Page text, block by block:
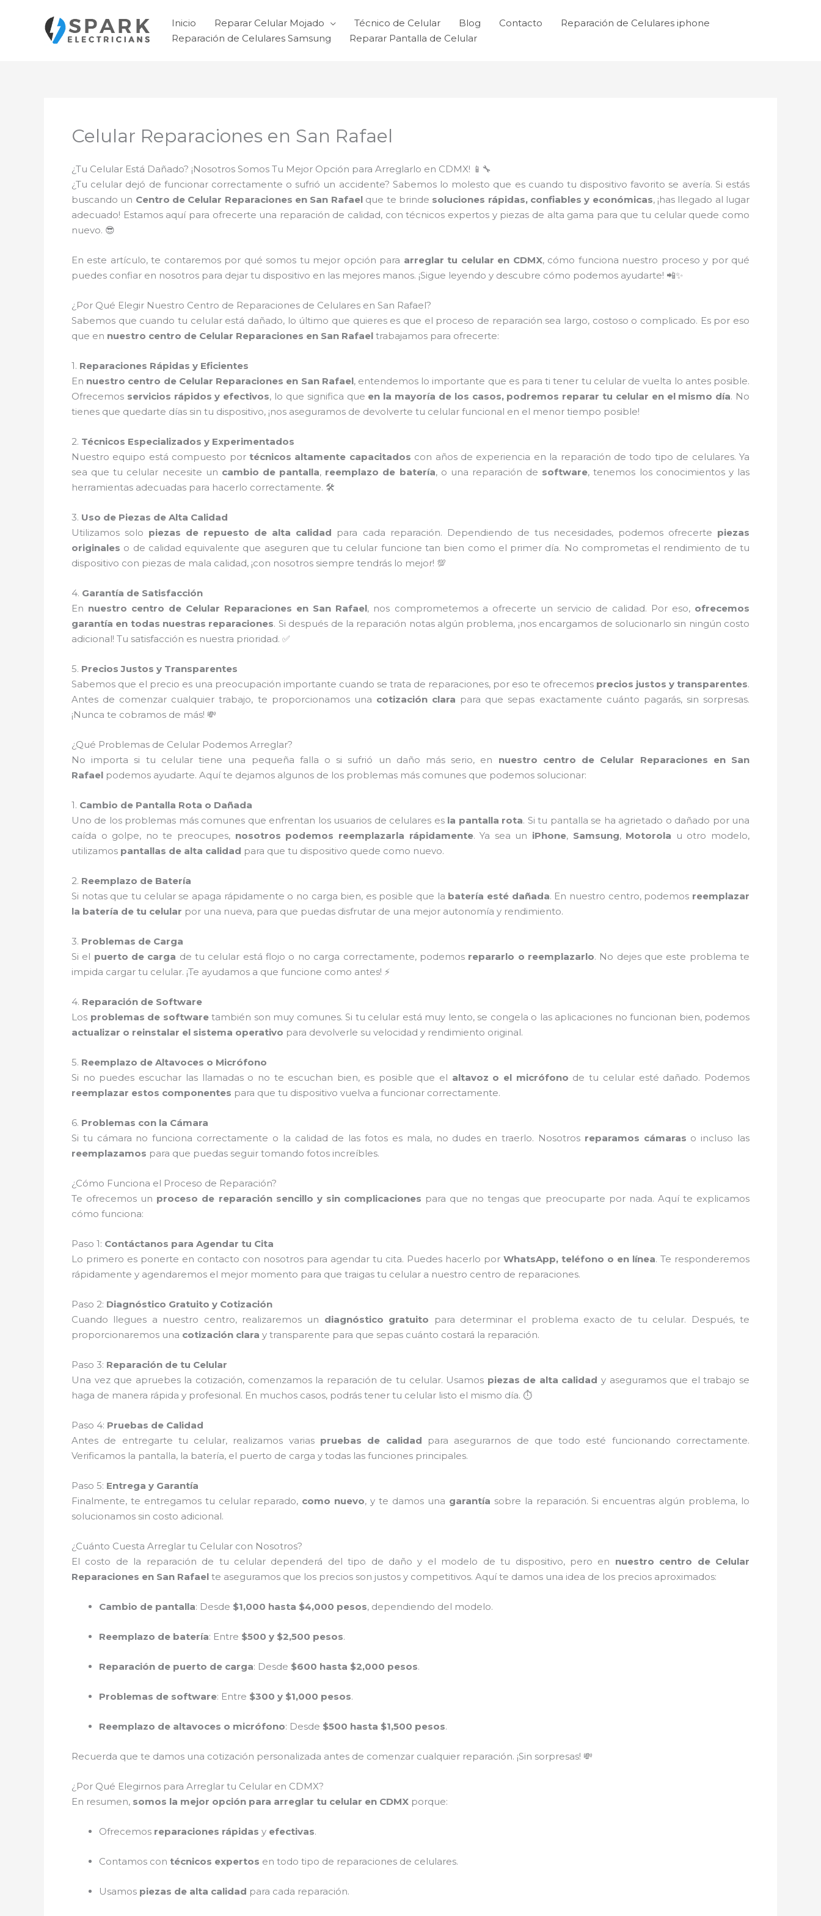
contenido
Inicio Reparar Celular Mojado Técnico de Celular Blog Contacto
Reparación de Celulares iphone
Reparación de Celulares Samsung
Reparar Pantalla de Celular
Celular Reparaciones en San Rafael
¿Tu Celular Está Dañado? ¡Nosotros Somos Tu Mejor Opción para Arreglarlo en CDMX! 📱🔧
¿Tu celular dejó de funcionar correctamente o sufrió un accidente? Sabemos lo molesto que es cuando tu dispositivo favorito se avería. Si estás
buscando un Centro de Celular Reparaciones en San Rafaelque te brinde soluciones rápidas, confiables y económicas, ¡has llegado al lugar
adecuado! Estamos aquí para ofrecerte una reparación de calidad, con técnicos expertos y piezas de alta gama para que tu celular quede como
nuevo. 😎
En este artículo, te contaremos por qué somos tu mejor opción para arreglar tu celular en CDMX, cómo funciona nuestro proceso y por qué
puedes confiar en nosotros para dejar tu dispositivo en las mejores manos. ¡Sigue leyendo y descubre cómo podemos ayudarte! 📲✨
¿Por Qué Elegir Nuestro Centro de Reparaciones de Celulares en San Rafael?
Sabemos que cuando tu celular está dañado, lo último que quieres es que el proceso de reparación sea largo, costoso o complicado. Es por eso
que en nuestro centro de Celular Reparaciones en San Rafael trabajamos para ofrecerte:
1. Reparaciones Rápidas y Eficientes
En nuestro centro de Celular Reparaciones en San Rafael, entendemos lo importante que es para ti tener tu celular de vuelta lo antes posible.
Ofrecemos servicios rápidos y efectivos, lo que significa que en la mayoría de los casos, podremos reparar tu celular en el mismo día. No
tienes que quedarte días sin tu dispositivo, ¡nos aseguramos de devolverte tu celular funcional en el menor tiempo posible!
2. Técnicos Especializados y Experimentados
Nuestro equipo está compuesto por técnicos altamente capacitados con años de experiencia en la reparación de todo tipo de celulares. Ya
sea que tu celular necesite un cambio de pantalla, reemplazo de batería, o una reparación de software, tenemos los conocimientos y las
herramientas adecuadas para hacerlo correctamente. 🛠️
3. Uso de Piezas de Alta Calidad
Utilizamos solo piezas de repuesto de alta calidad para cada reparación. Dependiendo de tus necesidades, podemos ofrecerte piezas
originales o de calidad equivalente que aseguren que tu celular funcione tan bien como el primer día. No comprometas el rendimiento de tu
dispositivo con piezas de mala calidad, ¡con nosotros siempre tendrás lo mejor! 💯
4. Garantía de Satisfacción
En nuestro centro de Celular Reparaciones en San Rafael, nos comprometemos a ofrecerte un servicio de calidad. Por eso, ofrecemos
garantía en todas nuestras reparaciones. Si después de la reparación notas algún problema, ¡nos encargamos de solucionarlo sin ningún costo
adicional! Tu satisfacción es nuestra prioridad. ✅
5. Precios Justos y Transparentes
Sabemos que el precio es una preocupación importante cuando se trata de reparaciones, por eso te ofrecemos precios justos y transparentes.
Antes de comenzar cualquier trabajo, te proporcionamos una cotización clara para que sepas exactamente cuánto pagarás, sin sorpresas.
¡Nunca te cobramos de más! 💸
¿Qué Problemas de Celular Podemos Arreglar?
No importa si tu celular tiene una pequeña falla o si sufrió un daño más serio, en nuestro centro de Celular Reparaciones en San
Rafael podemos ayudarte. Aquí te dejamos algunos de los problemas más comunes que podemos solucionar:
1. Cambio de Pantalla Rota o Dañada
Uno de los problemas más comunes que enfrentan los usuarios de celulares es la pantalla rota. Si tu pantalla se ha agrietado o dañado por una
caída o golpe, no te preocupes, nosotros podemos reemplazarla rápidamente. Ya sea un iPhone, Samsung, Motorola u otro modelo,
utilizamos pantallas de alta calidad para que tu dispositivo quede como nuevo.
2. Reemplazo de Batería
Si notas que tu celular se apaga rápidamente o no carga bien, es posible que la batería esté dañada. En nuestro centro, podemos reemplazar
la batería de tu celular por una nueva, para que puedas disfrutar de una mejor autonomía y rendimiento.
3. Problemas de Carga
Si el puerto de carga de tu celular está flojo o no carga correctamente, podemos repararlo o reemplazarlo. No dejes que este problema te
impida cargar tu celular. ¡Te ayudamos a que funcione como antes! ⚡
4. Reparación de Software
Los problemas de softwaretambién son muy comunes. Si tu celular está muy lento, se congela o las aplicaciones no funcionan bien, podemos
actualizar o reinstalar el sistema operativo para devolverle su velocidad y rendimiento original.
5. Reemplazo de Altavoces o Micrófono
Si no puedes escuchar las llamadas o no te escuchan bien, es posible que el altavoz o el micrófono de tu celular esté dañado. Podemos
reemplazar estos componentes para que tu dispositivo vuelva a funcionar correctamente.
6. Problemas con la Cámara
Si tu cámara no funciona correctamente o la calidad de las fotos es mala, no dudes en traerlo. Nosotros reparamos cámaras o incluso las
reemplazamos para que puedas seguir tomando fotos increíbles.
¿Cómo Funciona el Proceso de Reparación?
Te ofrecemos un proceso de reparación sencillo y sin complicaciones para que no tengas que preocuparte por nada. Aquí te explicamos
cómo funciona:
Paso 1: Contáctanos para Agendar tu Cita
Lo primero es ponerte en contacto con nosotros para agendar tu cita. Puedes hacerlo por WhatsApp, teléfono o en línea. Te responderemos
rápidamente y agendaremos el mejor momento para que traigas tu celular a nuestro centro de reparaciones.
Paso 2: Diagnóstico Gratuito y Cotización
Cuando llegues a nuestro centro, realizaremos un diagnóstico gratuito para determinar el problema exacto de tu celular. Después, te
proporcionaremos una cotización clara y transparente para que sepas cuánto costará la reparación.
Paso 3: Reparación de tu Celular
Una vez que apruebes la cotización, comenzamos la reparación de tu celular. Usamos piezas de alta calidad y aseguramos que el trabajo se
haga de manera rápida y profesional. En muchos casos, podrás tener tu celular listo el mismo día. ⏱️
Paso 4: Pruebas de Calidad
Antes de entregarte tu celular, realizamos varias pruebas de calidad para asegurarnos de que todo esté funcionando correctamente.
Verificamos la pantalla, la batería, el puerto de carga y todas las funciones principales.
Paso 5: Entrega y Garantía
Finalmente, te entregamos tu celular reparado, como nuevo, y te damos una garantía sobre la reparación. Si encuentras algún problema, lo
solucionamos sin costo adicional.
¿Cuánto Cuesta Arreglar tu Celular con Nosotros?
El costo de la reparación de tu celular dependerá del tipo de daño y el modelo de tu dispositivo, pero en nuestro centro de Celular
Reparaciones en San Rafael te aseguramos que los precios son justos y competitivos. Aquí te damos una idea de los precios aproximados:
Cambio de pantalla: Desde $1,000 hasta $4,000 pesos, dependiendo del modelo.
Reemplazo de batería: Entre $500 y $2,500 pesos.
Reparación de puerto de carga: Desde $600 hasta $2,000 pesos.
Problemas de software: Entre $300 y $1,000 pesos.
Reemplazo de altavoces o micrófono: Desde $500 hasta $1,500 pesos.
Recuerda que te damos una cotización personalizada antes de comenzar cualquier reparación. ¡Sin sorpresas! 💸
¿Por Qué Elegirnos para Arreglar tu Celular en CDMX?
En resumen, somos la mejor opción para arreglar tu celular en CDMX porque:
Ofrecemos reparaciones rápidas y efectivas.
Contamos con técnicos expertos en todo tipo de reparaciones de celulares.
Usamos piezas de alta calidad para cada reparación.